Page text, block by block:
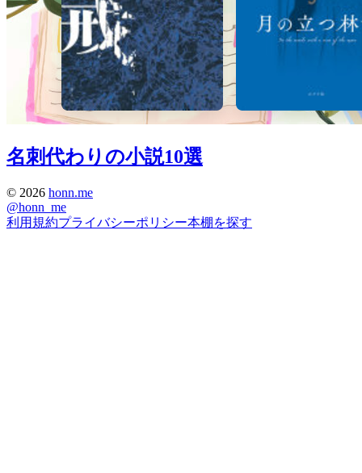
名刺代わりの小説10選
© 2026 honn.me
@honn_me
利用規約プライバシーポリシー本棚を探す